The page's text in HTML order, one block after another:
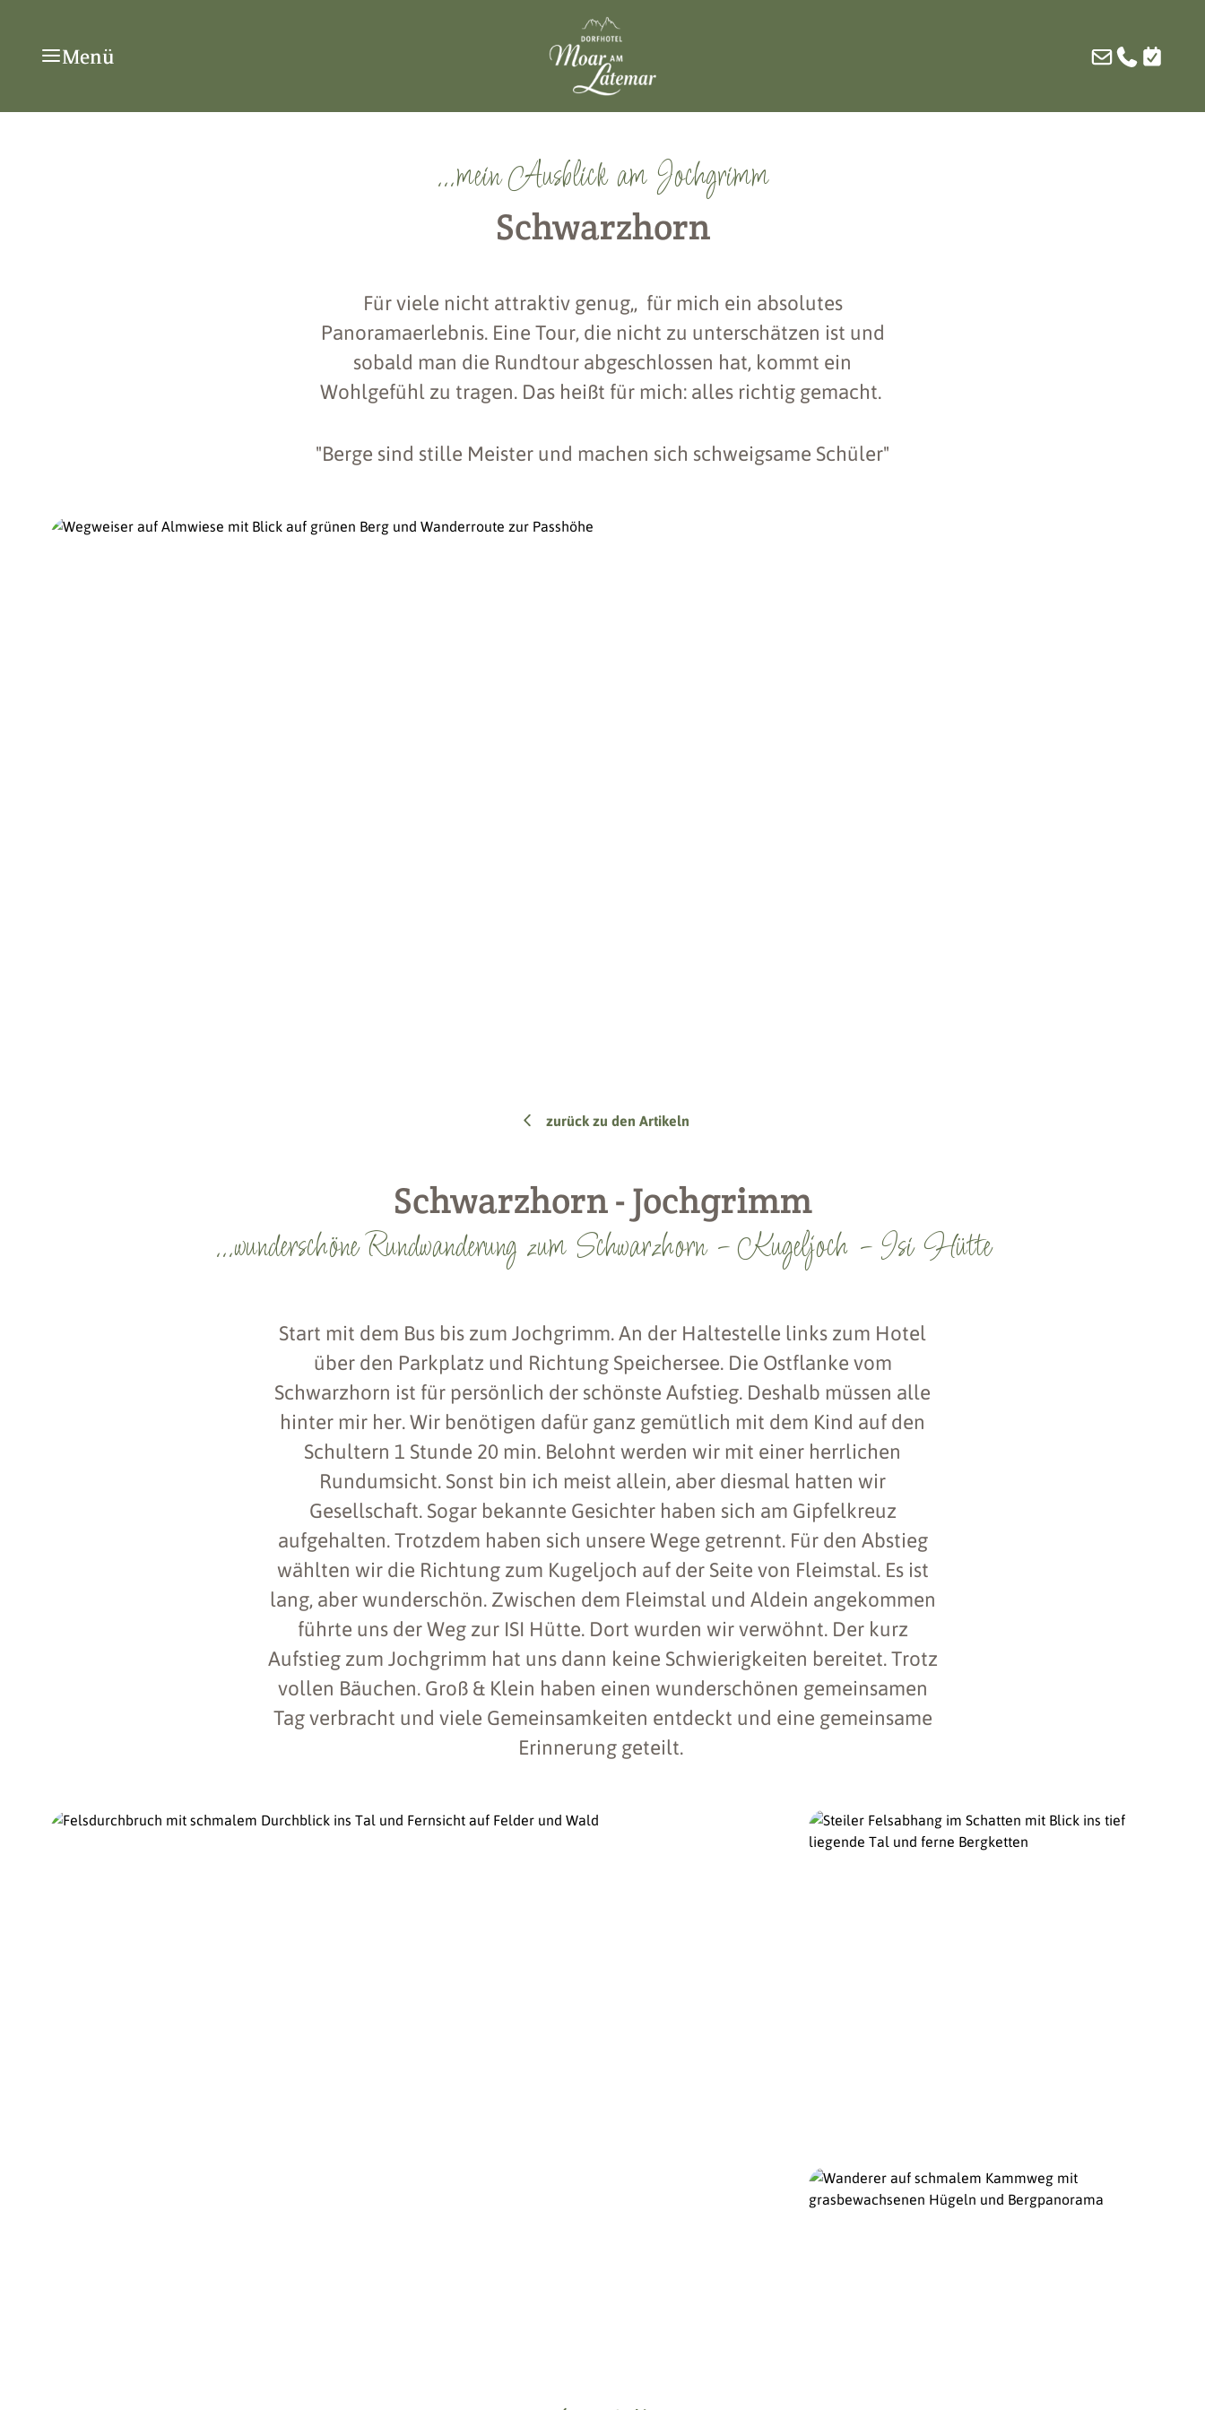
Menü
...mein Ausblick am Jochgrimm
Schwarzhorn
Für viele nicht attraktiv genug,, für mich ein absolutes
Panoramaerlebnis. Eine Tour, die nicht zu unterschätzen ist und
sobald man die Rundtour abgeschlossen hat, kommt ein
Wohlgefühl zu tragen. Das heißt für mich: alles richtig gemacht.
"Berge sind stille Meister und machen sich schweigsame Schüler"
zurück zu den Artikeln
Schwarzhorn - Jochgrimm
...wunderschöne Rundwanderung zum Schwarzhorn - Kugeljoch - Isi Hütte
Start mit dem Bus bis zum Jochgrimm. An der Haltestelle links zum Hotel
über den Parkplatz und Richtung Speichersee. Die Ostflanke vom
Schwarzhorn ist für persönlich der schönste Aufstieg. Deshalb müssen alle
hinter mir her. Wir benötigen dafür ganz gemütlich mit dem Kind auf den
Schultern 1 Stunde 20 min. Belohnt werden wir mit einer herrlichen
Rundumsicht. Sonst bin ich meist allein, aber diesmal hatten wir
Gesellschaft. Sogar bekannte Gesichter haben sich am Gipfelkreuz
aufgehalten. Trotzdem haben sich unsere Wege getrennt. Für den Abstieg
wählten wir die Richtung zum Kugeljoch auf der Seite von Fleimstal. Es ist
lang, aber wunderschön. Zwischen dem Fleimstal und Aldein angekommen
führte uns der Weg zur ISI Hütte. Dort wurden wir verwöhnt. Der kurz
Aufstieg zum Jochgrimm hat uns dann keine Schwierigkeiten bereitet. Trotz
vollen Bäuchen. Groß & Klein haben einen wunderschönen gemeinsamen
Tag verbracht und viele Gemeinsamkeiten entdeckt und eine gemeinsame
Erinnerung geteilt.